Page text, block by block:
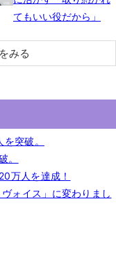
てもいい役だから」
みる
突破。
。
万人を達成！
ォイス」に変わりまし